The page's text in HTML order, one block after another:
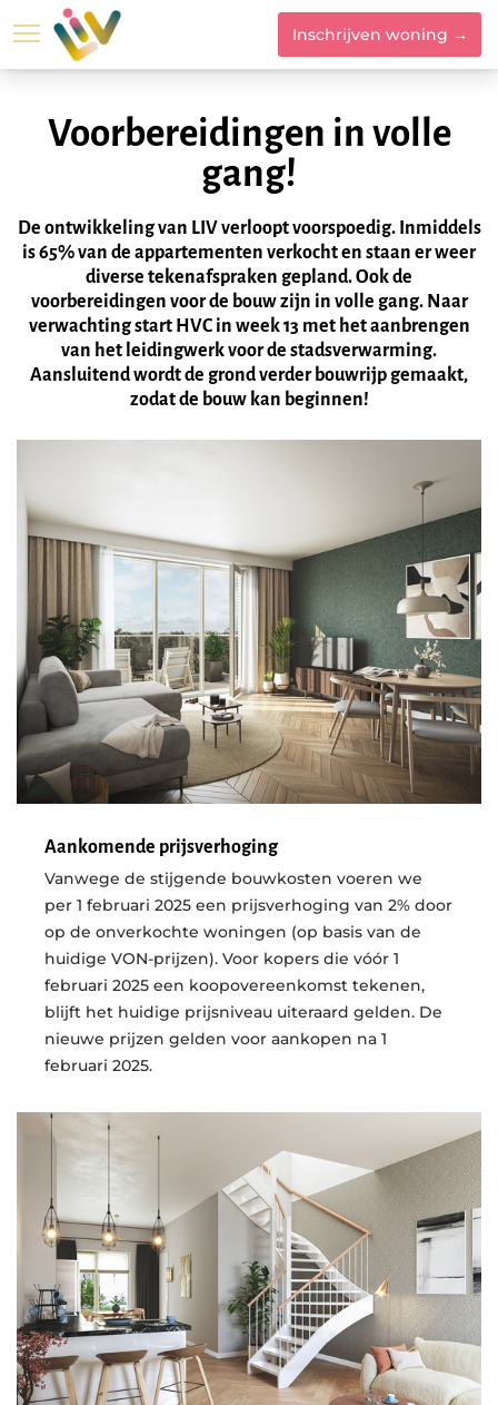
Inschrijven woning →
Voorbereidingen in volle
gang!
De ontwikkeling van LIV verloopt voorspoedig. Inmiddels
is 65% van de appartementen verkocht en staan er weer
diverse tekenafspraken gepland. Ook de
voorbereidingen voor de bouw zijn in volle gang. Naar
verwachting start HVC in week 13 met het aanbrengen
van het leidingwerk voor de stadsverwarming.
Aansluitend wordt de grond verder bouwrijp gemaakt,
zodat de bouw kan beginnen!
Aankomende prijsverhoging
Vanwege de stijgende bouwkosten voeren we
per 1 februari 2025 een prijsverhoging van 2% door
op de onverkochte woningen (op basis van de
huidige VON-prijzen). Voor kopers die vóór 1
februari 2025 een koopovereenkomst tekenen,
blijft het huidige prijsniveau uiteraard gelden. De
nieuwe prijzen gelden voor aankopen na 1
februari 2025.
Woningtypes